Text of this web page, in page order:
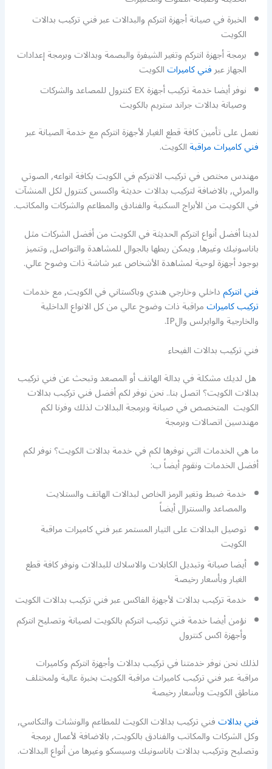
الخبرة في صيانة أجهزة انتركم والبدالات عبر فني تركيب بدالات
الكويت
برمجة أجهزة انتركم وتغير الشيفرة والبصمة وبدالات وبرمجة إعدادات
الجهاز عبرفني كاميراتالكويت
نوفر أيضا خدمة تركيب أجهزة EX كنترول للمصاعد والشركات
وصيانة بدالات جراند ستريم بالكويت
نعمل على تأمين كافة قطع الغيار لأجهزة انتركم مع خدمة الصيانة عبر
فني كاميرات مراقبةالكويت.
مهندس مختص في تركيب الانتركم في الكويت بكافة انواعه, الصوتي
والمرئي, بالاضافة لتركيب بدالات حديثة واكسس كنترول لكل المنشآت
في الكويت من الأبراج السكنية والفنادق والمطاعم والشركات والمكاتب.
لدينا أفضل أنواع انتركم الحديثة في الكويت من أفضل الشركات مثل
باناسونيك وغيرها, ويمكن ربطها بالجوال للمشاهدة والتواصل, وتتميز
بوجود أجهزة لوحية لمشاهدة الأشخاص عبر شاشة ذات وضوح عالي.
فني انتركمداخلي وخارجي هندي وباكستاني في الكويت, مع خدمات
تركيب كاميراتمراقبة ذات وضوح عالي من كل الانواع الداخلية
والخارجية والوايرلس والIP.
فني تركيب بدالات الفيحاء
هل لديك مشكلة في بدالة الهاتف أو المصعد وتبحث عن فني تركيب
بدالات الكويت؟ اتصل بنا.. نحن نوفر لكم أفضل فني تركيب بدالات
الكويت المتخصص في صيانة وبرمجة البدالات لذلك وفرنا لكم
مهندسين اتصالات وبرمجة
ما هي الخدمات التي نوفرها لكم في خدمة بدالات الكويت؟ نوفر لكم
أفضل الخدمات ونقوم أيضاً ب:
خدمة ضبط وتغير الرمز الخاص لبدالات الهاتف والستلايت
والمصاعد والسنترال أيضاً
توصيل البدالات على التيار المستمر عبر فني كاميرات مراقبة
الكويت
أيضا صيانة وتبديل الكابلات والاسلاك للبدالات ونوفر كافة قطع
الغيار وبأسعار رخيصة
خدمة تركيب بدالات لأجهزة الفاكس عبر فني تركيب بدالات الكويت
نؤمن أيضا خدمة فني تركيب انتركم بالكويت لصيانة وتصليح انتركم
وأجهزة اكس كنترول
لذلك نحن نوفر خدمتنا في تركيب بدالات وأجهزة انتركم وكاميرات
مراقبة عبر فني تركيب كاميرات مراقبة الكويت بخبرة عالية ولمختلف
مناطق الكويت وبأسعار رخيصة
فني بدالاتفني تركيب بدالات الكويت للمطاعم والونشات والتكاسي,
وكل الشركات والمكاتب والفنادق بالكويت, بالاضافة لأعمال برمجة
وتصليح وتركيب بدالات باناسونيك وسيسكو وغيرها من أنواع البدالات.